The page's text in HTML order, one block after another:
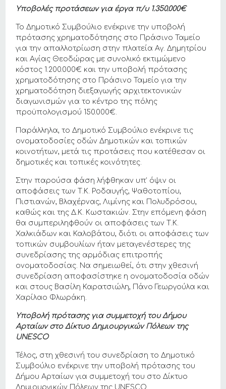
Υποβολές προτάσεων για έργα π/υ 1.350.000€
Το Δημοτικό Συμβούλιο ενέκρινε την υποβολή
πρότασης χρηματοδότησης στο Πράσινο Ταμείο
για την απαλλοτρίωση στην πλατεία Αγ. Δημητρίου
και Αγίας Θεοδώρας με συνολικό εκτιμώμενο
κόστος 1.200.000€ και την υποβολή πρότασης
χρηματοδότησης στο Πράσινο Ταμείο για την
χρηματοδότηση διεξαγωγής αρχιτεκτονικών
διαγωνισμών για το κέντρο της πόλης
προϋπολογισμού 150.000€.
Παράλληλα, το Δημοτικό Συμβούλιο ενέκρινε τις
ονοματοδοσίες οδών Δημοτικών και τοπικών
κοινοτήτων, μετά τις προτάσεις που κατέθεσαν οι
δημοτικές και τοπικές κοινότητες.
Στην παρούσα φάση λήφθηκαν υπ’ όψιν οι
αποφάσεις των Τ.Κ. Ροδαυγής, Ψαθοτοπίου,
Πιστιανών, Βλαχέρνας, Λιμίνης και Πολυδρόσου,
καθώς και της Δ.Κ. Κωστακιών. Στην επόμενη φάση
θα συμπεριληφθούν οι αποφάσεις των Τ.Κ.
Χαλκιάδων και Καλοβάτου, διότι οι αποφάσεις των
τοπικών συμβουλίων ήταν μεταγενέστερες της
συνεδρίασης της αρμόδιας επιτροπής
ονοματοδοσίας. Να σημειωθεί, ότι στην χθεσινή
συνεδρίαση αποφασίστηκε η ονοματοδοσία οδών
και στους Βασίλη Καρατσιώλη, Πάνο Γεωργούλα και
Χαρίλαο Φλωράκη.
Υποβολή πρότασης για συμμετοχή του Δήμου
Αρταίων στο Δίκτυο Δημιουργικών Πόλεων της
UNESCO
Τέλος, στη χθεσινή του συνεδρίαση το Δημοτικό
Συμβούλιο ενέκρινε την υποβολή πρότασης του
Δήμου Αρταίων για συμμετοχή του στο Δίκτυο
Δημιουργικών Πόλεων της UNESCO.